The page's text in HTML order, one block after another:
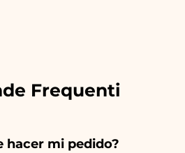
Frequenti
hacer mi pedido?